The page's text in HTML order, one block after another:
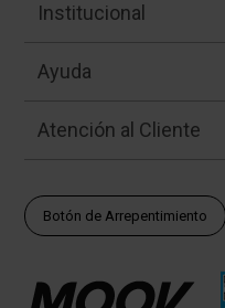
Institucional
Ayuda
Atención al Cliente
Botón de Arrepentimiento